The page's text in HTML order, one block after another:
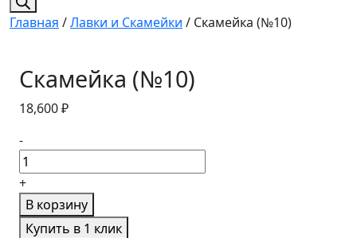
Главная /Лавки и Скамейки / Скамейка (№10)
Скамейка (№10)
18,600₽
-
+
В корзину
Купить в 1 клик